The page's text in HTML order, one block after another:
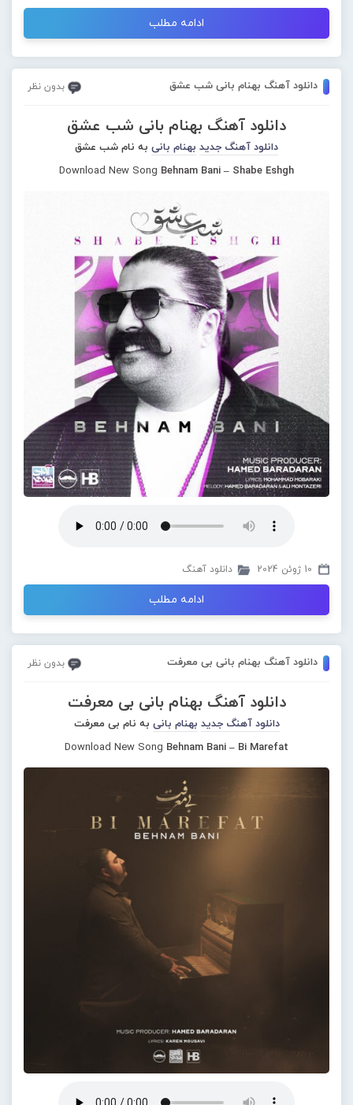
ادامه مطلب
دانلود آهنگ بهنام بانی شب عشق بدون نظر
دانلود آهنگ بهنام بانی شب عشق
دانلود آهنگ جدید بهنام بانی به نام شب عشق
Download New Song Behnam Bani – Shabe Eshgh
10 ژوئن 2024 دانلود آهنگ
ادامه مطلب
دانلود آهنگ بهنام بانی بی معرفت بدون نظر
دانلود آهنگ بهنام بانی بی معرفت
دانلود آهنگ جدید بهنام بانی به نام بی معرفت
Download New Song Behnam Bani – Bi Marefat